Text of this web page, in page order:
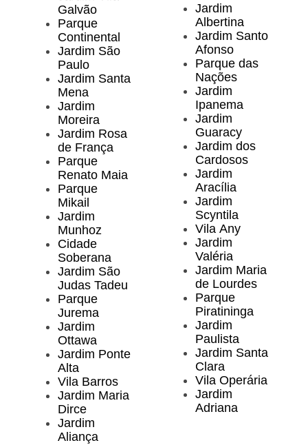
Galvão
Parque
Continental
Jardim São
Paulo
Jardim Santa
Mena
Jardim
Moreira
Jardim Rosa
de França
Parque
Renato Maia
Parque
Mikail
Jardim
Munhoz
Cidade
Soberana
Jardim São
Judas Tadeu
Parque
Jurema
Jardim
Ottawa
Jardim Ponte
Alta
Vila Barros
Jardim Maria
Dirce
Jardim
Aliança
Jardim
Albertina
Jardim Santo
Afonso
Parque das
Nações
Jardim
Ipanema
Jardim
Guaracy
Jardim dos
Cardosos
Jardim
Aracília
Jardim
Scyntila
Vila Any
Jardim
Valéria
Jardim Maria
de Lourdes
Parque
Piratininga
Jardim
Paulista
Jardim Santa
Clara
Vila Operária
Jardim
Adriana